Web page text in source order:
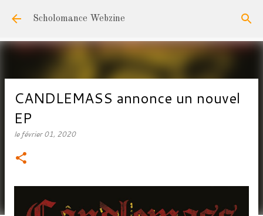
Accéder au contenu principal
Scholomance Webzine
CANDLEMASS annonce un nouvel
EP
lefévrier 01, 2020